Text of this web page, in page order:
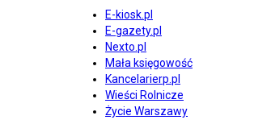
E-kiosk.pl
E-gazety.pl
Nexto.pl
Mała księgowość
Kancelarierp.pl
Wieści Rolnicze
Życie Warszawy